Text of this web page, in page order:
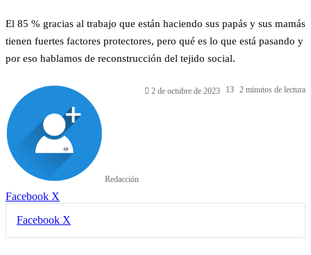
El 85 % gracias al trabajo que están haciendo sus papás y sus mamás
tienen fuertes factores protectores, pero qué es lo que está pasando y
por eso hablamos de reconstrucción del tejido social.
Redacción
2 de octubre de 2023 13 2 minutos de lectura
Facebook X
Facebook X